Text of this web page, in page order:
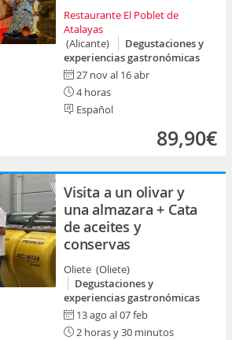
Restaurante El Poblet de
Atalayas
(Alicante)
Degustaciones y
experiencias gastronómicas
27 nov al 16 abr
4 horas
Español
89,90€
Visita a un olivar y
una almazara + Cata
de aceites y
conservas
Oliete (Oliete)
Degustaciones y
experiencias gastronómicas
13 ago al 07 feb
2 horas y 30 minutos